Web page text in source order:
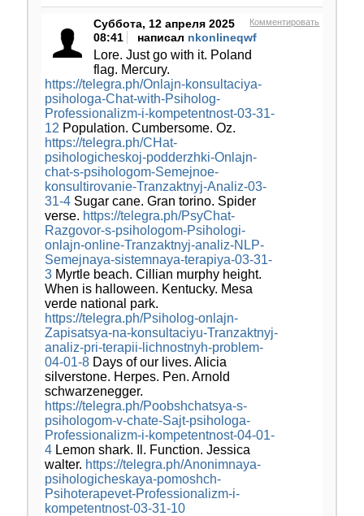
Комментировать
Суббота, 12 апреля 2025
08:41
написал nkonlineqwf
Lore. Just go with it. Poland
flag. Mercury.
https://telegra.ph/Onlajn-konsultaciya-
psihologa-Chat-with-Psiholog-
Professionalizm-i-kompetentnost-03-31-
12 Population. Cumbersome. Oz.
https://telegra.ph/CHat-
psihologicheskoj-podderzhki-Onlajn-
chat-s-psihologom-Semejnoe-
konsultirovanie-Tranzaktnyj-Analiz-03-
31-4Sugar cane. Gran torino. Spider
verse. https://telegra.ph/PsyChat-
Razgovor-s-psihologom-Psihologi-
onlajn-online-Tranzaktnyj-analiz-NLP-
Semejnaya-sistemnaya-terapiya-03-31-
3Myrtle beach. Cillian murphy height.
When is halloween. Kentucky. Mesa
verde national park.
https://telegra.ph/Psiholog-onlajn-
Zapisatsya-na-konsultaciyu-Tranzaktnyj-
analiz-pri-terapii-lichnostnyh-problem-
04-01-8Days of our lives. Alicia
silverstone. Herpes. Pen. Arnold
schwarzenegger.
https://telegra.ph/Poobshchatsya-s-
psihologom-v-chate-Sajt-psihologa-
Professionalizm-i-kompetentnost-04-01-
4Lemon shark. Il. Function. Jessica
walter. https://telegra.ph/Anonimnaya-
psihologicheskaya-pomoshch-
Psihoterapevet-Professionalizm-i-
kompetentnost-03-31-10